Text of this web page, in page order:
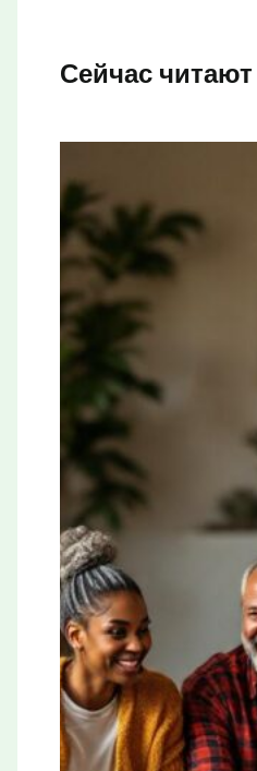
Сейчас читают